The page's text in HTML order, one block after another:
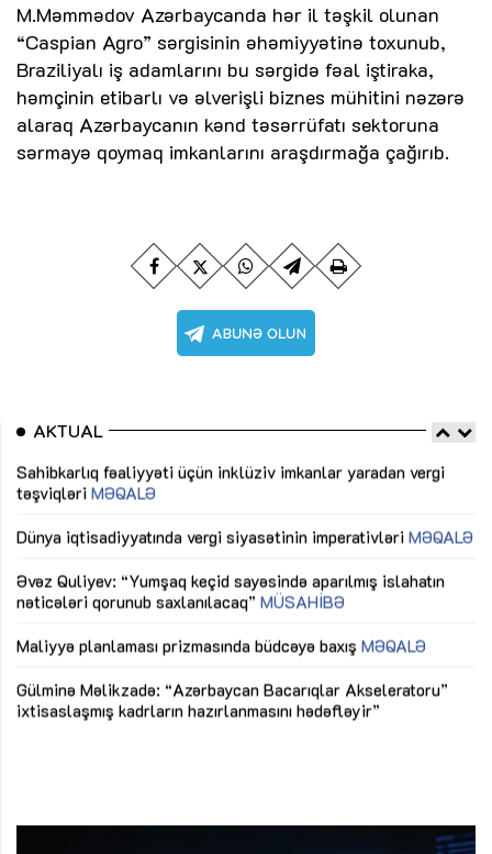
M.Məmmədov Azərbaycanda hər il təşkil olunan
“Caspian Agro” sərgisinin əhəmiyyətinə toxunub,
Braziliyalı iş adamlarını bu sərgidə fəal iştiraka,
həmçinin etibarlı və əlverişli biznes mühitini nəzərə
alaraq Azərbaycanın kənd təsərrüfatı sektoruna
sərmayə qoymaq imkanlarını araşdırmağa çağırıb.
AKTUAL
Sahibkarlıq fəaliyyəti üçün inklüziv imkanlar yaradan vergi
təşviqləri MƏQALƏ
Dünya iqtisadiyyatında vergi siyasətinin imperativləri MƏQALƏ
Əvəz Quliyev: “Yumşaq keçid sayəsində aparılmış islahatın
nəticələri qorunub saxlanılacaq” MÜSAHİBƏ
Maliyyə planlaması prizmasında büdcəyə baxış MƏQALƏ
Gülminə Məlikzadə: “Azərbaycan Bacarıqlar Akseleratoru”
ixtisaslaşmış kadrların hazırlanmasını hədəfləyir”